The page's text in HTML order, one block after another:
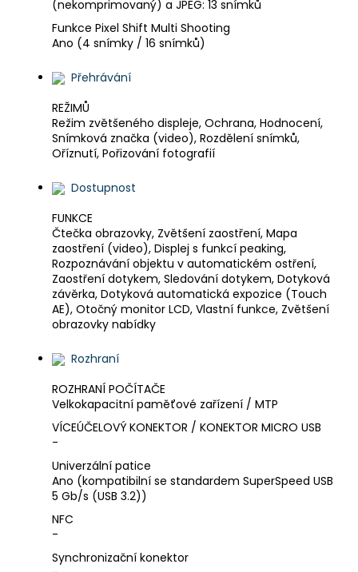
(nekomprimovaný) a JPEG: 13 snímků
Funkce Pixel Shift Multi Shooting
Ano (4 snímky / 16 snímků)
Přehrávání
REŽIMŮ
Režim zvětšeného displeje, Ochrana, Hodnocení,
Snímková značka (video), Rozdělení snímků,
Oříznutí, Pořizování fotografií
Dostupnost
FUNKCE
Čtečka obrazovky, Zvětšení zaostření, Mapa
zaostření (video), Displej s funkcí peaking,
Rozpoznávání objektu v automatickém ostření,
Zaostření dotykem, Sledování dotykem, Dotyková
závěrka, Dotyková automatická expozice (Touch
AE), Otočný monitor LCD, Vlastní funkce, Zvětšení
obrazovky nabídky
Rozhraní
ROZHRANÍ POČÍTAČE
Velkokapacitní paměťové zařízení / MTP
VÍCEÚČELOVÝ KONEKTOR / KONEKTOR MICRO USB
-
Univerzální patice
Ano (kompatibilní se standardem SuperSpeed USB
5 Gb/s (USB 3.2))
NFC
-
Synchronizační konektor